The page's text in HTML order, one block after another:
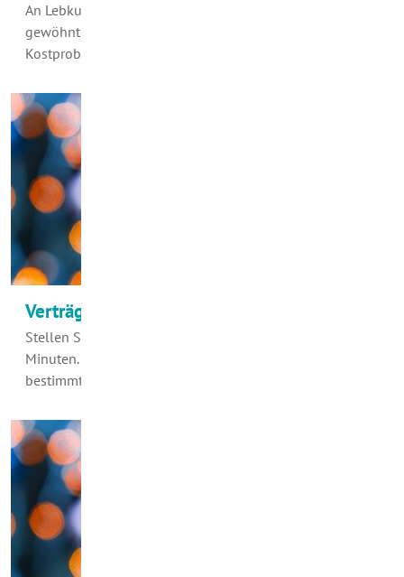
An Lebkuchen im Supermarkt haben wir uns inzwischen
gewöhnt und die Hemmung verloren zuzugreifen.
Kostproben vom ersten eigenen Gebäck…
Verträge am Telefon? - Nicht mit uns!
Stellen Sie sich mal eine Welt ohne Telefon vor. Zwei
Minuten. - Gut oder schlecht? Na ja, einerseits wäre es
bestimmt nicht übel, von…